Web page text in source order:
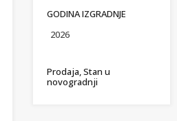
GODINA IZGRADNJE
2026
Prodaja, Stan u
novogradnji